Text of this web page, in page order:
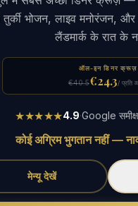
तुर्की भोजन, लाइव मनोरंजन,
लैंडमार्क के रात के
ऑल-इन डिनर क्रूज़
€40.5€24.3/ प्रति
★★★★★4.9·Google
कोई अग्रिम भुगतान नहीं —
मेन्यू देखें